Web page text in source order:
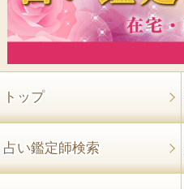
トップ
占い鑑定師検索